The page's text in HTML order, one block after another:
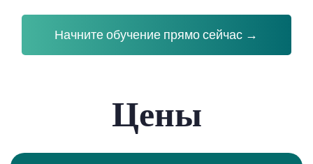
Начните обучение прямо сейчас →
Цены